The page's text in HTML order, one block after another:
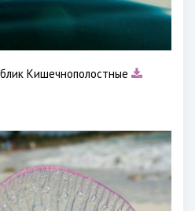
Кишечнополостные